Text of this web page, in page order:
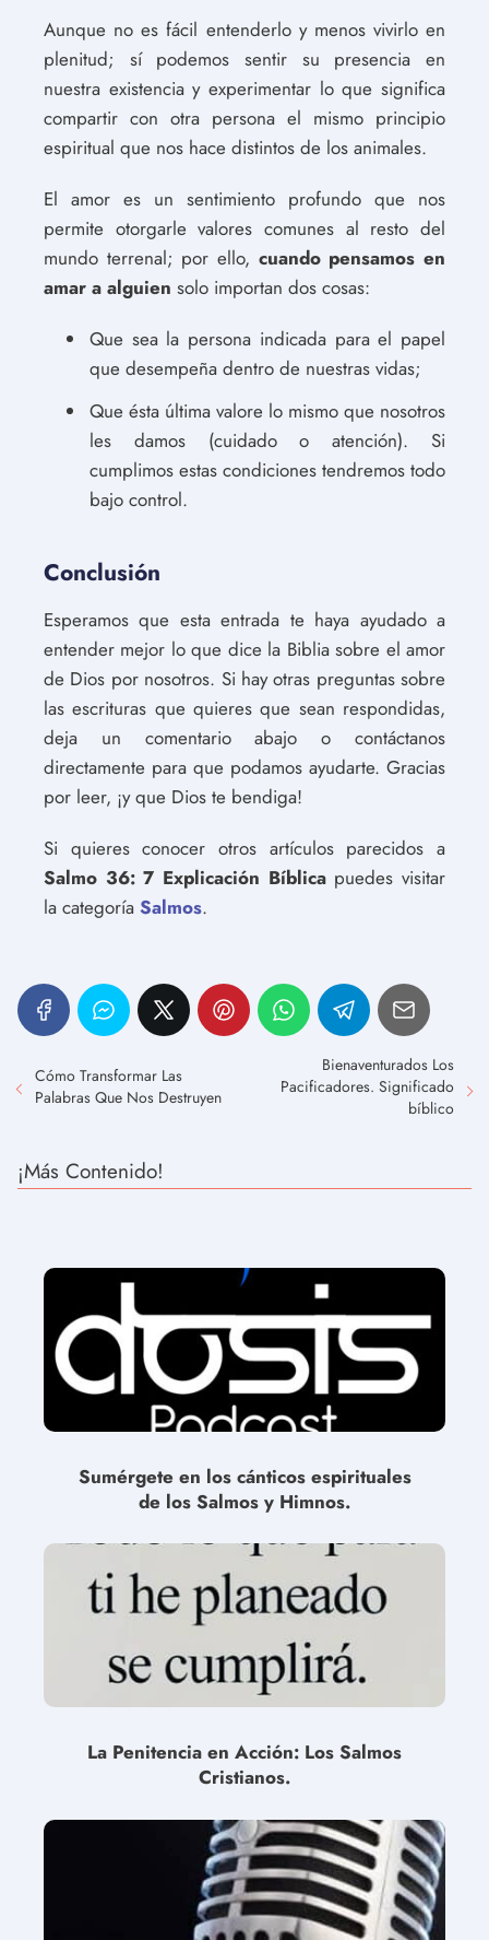
Aunque no es fácil entenderlo y menos vivirlo en
plenitud; sí podemos sentir su presencia en
nuestra existencia y experimentar lo que significa
compartir con otra persona el mismo principio
espiritual que nos hace distintos de los animales.
El amor es un sentimiento profundo que nos
permite otorgarle valores comunes al resto del
mundo terrenal; por ello, cuando pensamos en
amar a alguien solo importan dos cosas:
Que sea la persona indicada para el papel
que desempeña dentro de nuestras vidas;
Que ésta última valore lo mismo que nosotros
les damos (cuidado o atención). Si
cumplimos estas condiciones tendremos todo
bajo control.
Conclusión
Esperamos que esta entrada te haya ayudado a
entender mejor lo que dice la Biblia sobre el amor
de Dios por nosotros. Si hay otras preguntas sobre
las escrituras que quieres que sean respondidas,
deja un comentario abajo o contáctanos
directamente para que podamos ayudarte. Gracias
por leer, ¡y que Dios te bendiga!
Si quieres conocer otros artículos parecidos a
Salmo 36: 7 Explicación Bíblicapuedes visitar
la categoría Salmos.
Cómo Transformar Las
Palabras Que Nos Destruyen
Bienaventurados Los
Pacificadores. Significado
bíblico
¡Más Contenido!
Sumérgete en los cánticos espirituales
de los Salmos y Himnos.
La Penitencia en Acción: Los Salmos
Cristianos.